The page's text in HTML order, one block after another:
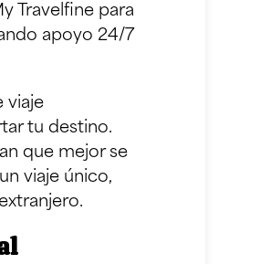
Travelfine para
apoyo 24/7
viaje
tu destino.
que mejor se
viaje único,